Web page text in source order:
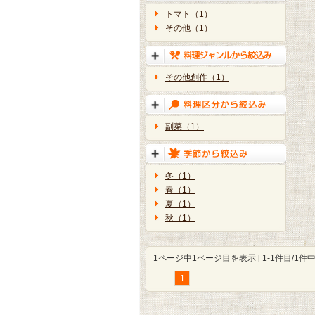
トマト（1）
その他（1）
その他創作（1）
副菜（1）
冬（1）
春（1）
夏（1）
秋（1）
1ページ中1ページ目を表示 [ 1-1件目/1件
1